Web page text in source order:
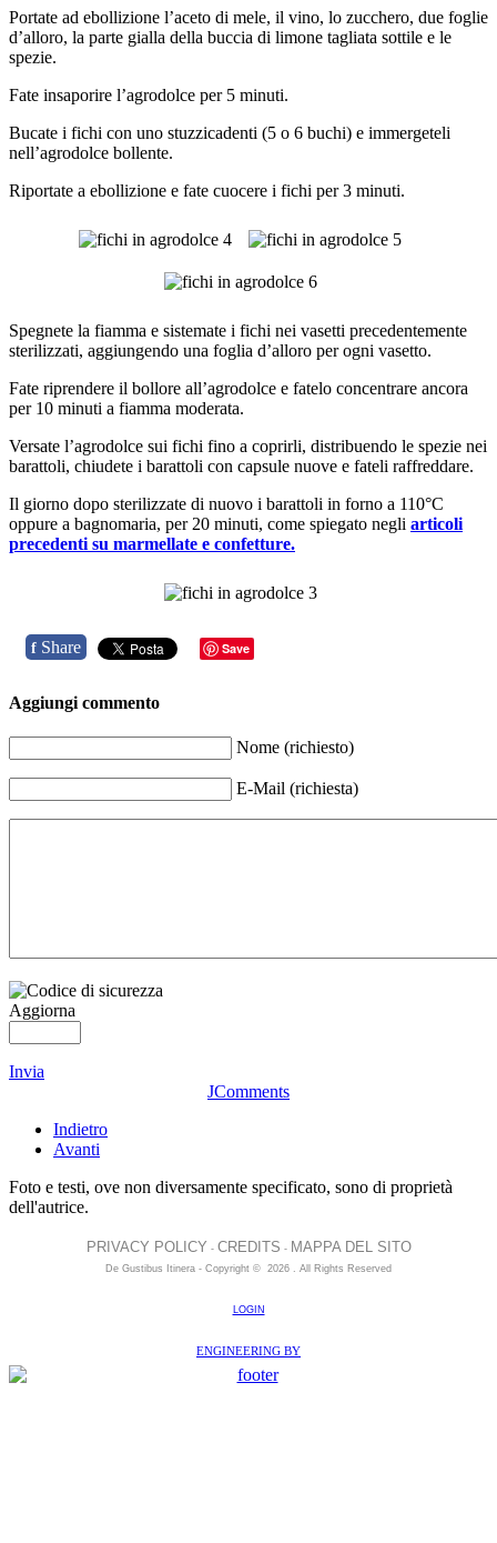
Portate ad ebollizione l’aceto di mele, il vino, lo zucchero, due foglie
d’alloro, la parte gialla della buccia di limone tagliata sottile e le
spezie.
Fate insaporire l’agrodolce per 5 minuti.
Bucate i fichi con uno stuzzicadenti (5 o 6 buchi) e immergeteli
nell’agrodolce bollente.
Riportate a ebollizione e fate cuocere i fichi per 3 minuti.
Spegnete la fiamma e sistemate i fichi nei vasetti precedentemente
sterilizzati, aggiungendo una foglia d’alloro per ogni vasetto.
Fate riprendere il bollore all’agrodolce e fatelo concentrare ancora
per 10 minuti a fiamma moderata.
Versate l’agrodolce sui fichi fino a coprirli, distribuendo le spezie nei
barattoli, chiudete i barattoli con capsule nuove e fateli raffreddare.
Il giorno dopo sterilizzate di nuovo i barattoli in forno a 110°C
oppure a bagnomaria, per 20 minuti, come spiegato negli articoli
precedenti su marmellate e confetture.
f Share Save
Aggiungi commento
Nome (richiesto)
E-Mail (richiesta)
Aggiorna
Invia
JComments
Indietro
Avanti
Foto e testi, ove non diversamente specificato, sono di proprietà
dell'autrice.
PRIVACY POLICY - CREDITS - MAPPA DEL SITO
De Gustibus Itinera - Copyright © 2026 . All Rights Reserved
LOGIN
ENGINEERING BY